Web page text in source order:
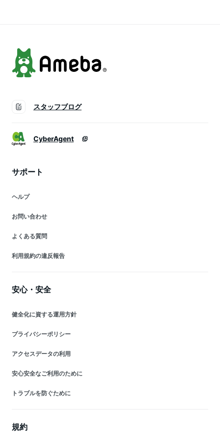
スタッフブログ
CyberAgent
サポート
ヘルプ
お問い合わせ
よくある質問
利用規約の違反報告
安心・安全
健全化に資する運用方針
プライバシーポリシー
アクセスデータの利用
安心安全なご利用のために
トラブルを防ぐために
規約